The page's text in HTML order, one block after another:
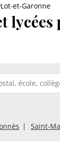
Lot-et-Garonne
Saint-